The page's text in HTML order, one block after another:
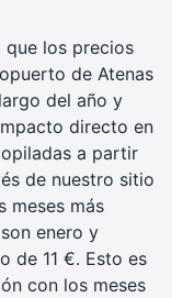
que los precios
de Atenas
del año y
directo en
a partir
de nuestro sitio
meses más
enero y
de 11 €. Esto es
con los meses